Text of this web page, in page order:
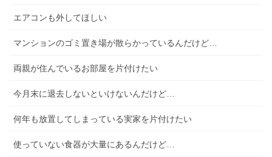
エアコンも外してほしい
マンションのゴミ置き場が散らかっているんだけど…
両親が住んでいるお部屋を片付けたい
今月末に退去しないといけないんだけど…
何年も放置してしまっている実家を片付けたい
使っていない食器が大量にあるんだけど…